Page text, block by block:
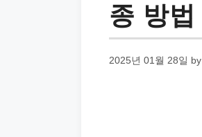
종 방법
2025년 01월 28일 by